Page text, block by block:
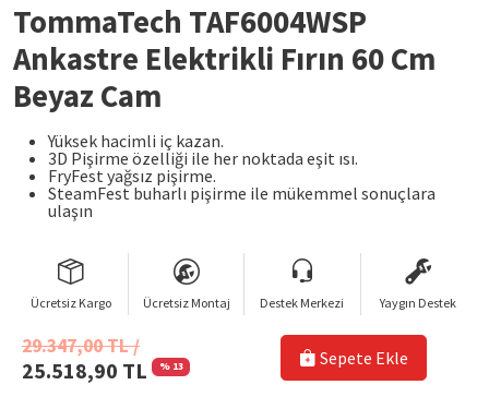
TommaTech TAF6004WSP
Ankastre Elektrikli Fırın 60 Cm
Beyaz Cam
Yüksek hacimli iç kazan.
3D Pişirme özelliği ile her noktada eşit ısı.
FryFest yağsız pişirme.
SteamFest buharlı pişirme ile mükemmel sonuçlara
ulaşın
Ücretsiz Kargo Ücretsiz Montaj Destek Merkezi Yaygın Destek
29.347,00 TL /
25.518,90 TL % 13 Sepete Ekle